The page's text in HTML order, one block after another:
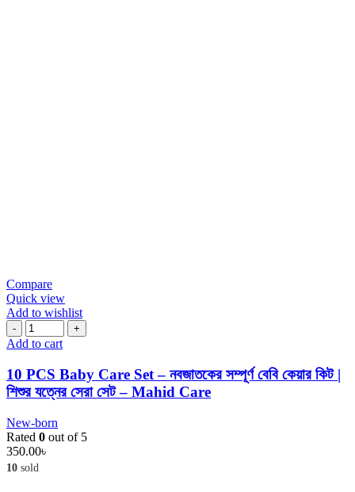
Compare
Quick view
Add to wishlist
Add to cart
10 PCS Baby Care Set – নবজাতকের সম্পূর্ণ বেবি কেয়ার কিট |
শিশুর যত্নের সেরা সেট – Mahid Care
New-born
Rated 0 out of 5
350.00৳
10 sold